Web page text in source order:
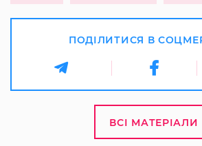
ПОДІЛИТИСЯ В
ВСІ МАТЕРІАЛИ